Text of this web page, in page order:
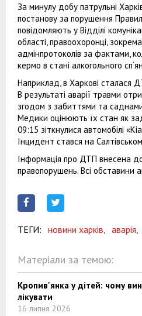
За минулу добу патрульні
постанову за порушення
повідомляють у Відділі
області, правоохоронці,
адмінпротоколів за фактами,
кермо в стані алкогольного
Наприклад, в Харкові сталася
В результаті аварії травми
згодом з забиттями та
Медики оцінюють їх стан як
09:15 зіткнулися автомобілі
Інцидент стався на
Інформація про ДТП внесена
правопорушень. Всі обставини
ТЕГИ: новини харків, аварія,
Матеріали за темою:
Кропив'янка у дітей: чому
лікувати
16 липня 2026